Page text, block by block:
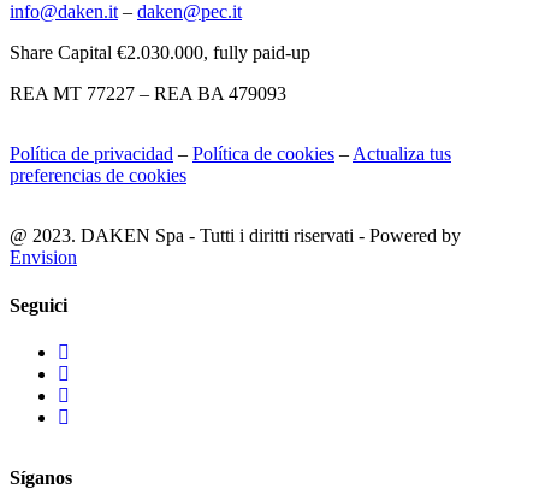
info@daken.it– daken@pec.it
Share Capital €2.030.000, fully paid-up
REA MT 77227 – REA BA 479093
Política de privacidad – Política de cookies –Actualiza tus
preferencias de cookies
@ 2023. DAKEN Spa - Tutti i diritti riservati - Powered by
Envision
Seguici
Síganos